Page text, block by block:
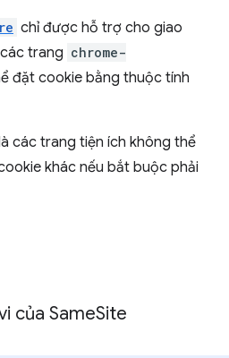
chỉ được hỗ trợ cho giao
trang chrome-
đặt cookie bằng thuộc tính
các trang tiện ích không thể
khác nếu bắt buộc phải
của SameSite